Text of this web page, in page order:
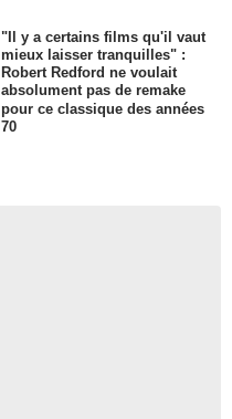
"Il y a certains films qu'il vaut
mieux laisser tranquilles" :
Robert Redford ne voulait
absolument pas de remake
pour ce classique des années
70